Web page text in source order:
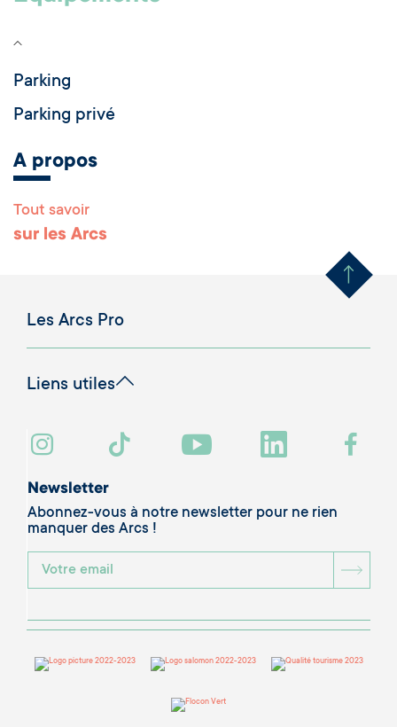
Parking
Parking privé
A propos
Tout savoir
sur les Arcs Remonter
Les Arcs Pro
Liens utiles
Newsletter
Abonnez-vous à notre newsletter pour ne rien
manquer des Arcs !